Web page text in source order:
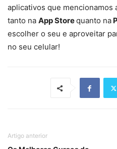
aplicativos que mencionamos
tanto na App Storequanto na
escolher o seu e aproveitar
no seu celular!
Artigo anterior